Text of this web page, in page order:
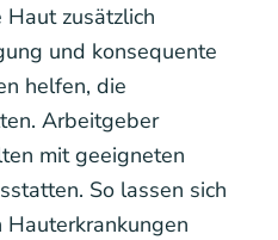
zusätzlich
und konsequente
helfen, die
Arbeitgeber
mit geeigneten
So lassen sich